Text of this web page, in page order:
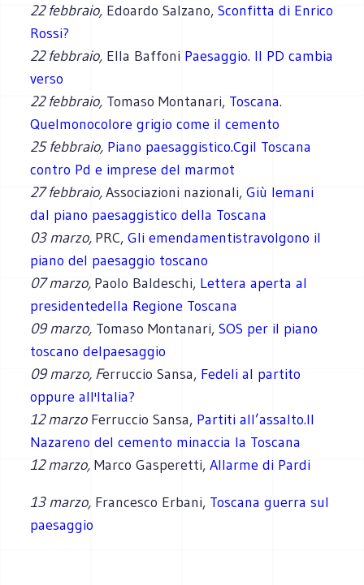
22 febbraio, Edoardo Salzano,Sconfitta di Enrico
Rossi?
22 febbraio, Ella Baffoni Paesaggio. Il PD cambia
verso
22 febbraio, Tomaso Montanari, Toscana.
Quelmonocolore grigio come il cemento
25 febbraio, Piano paesaggistico.Cgil Toscana
contro Pd e imprese del marmot
27 febbraio,Associazioni nazionali,Giù lemani
dal piano paesaggistico della Toscana
03 marzo, PRC,Gli emendamentistravolgono il
piano del paesaggio toscano
07 marzo, Paolo Baldeschi, Lettera aperta al
presidentedella Regione Toscana
09 marzo, Tomaso Montanari, SOS per il piano
toscano delpaesaggio
09 marzo, Ferruccio Sansa, Fedeli al partito
oppure all'Italia?
12 marzoFerruccio Sansa, Partiti all’assalto.Il
Nazareno del cemento minaccia la Toscana
12 marzo, Marco Gasperetti,Allarme di Pardi
13 marzo, Francesco Erbani, Toscana guerra sul
paesaggio